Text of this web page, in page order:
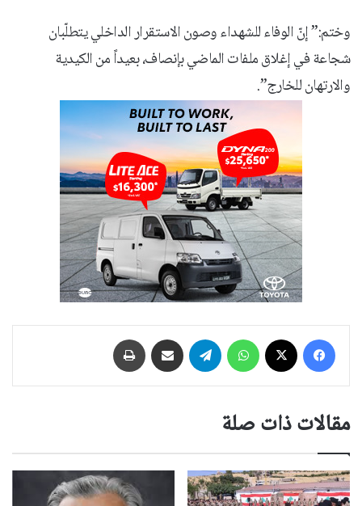
وختم:” إنّ الوفاء للشهداء وصون الاستقرار الداخلي يتطلّبان
شجاعة في إغلاق ملفات الماضي بإنصاف، بعيداً من الكيدية
والارتهان للخارج”.
فيسبوك واتساب تيلقرام مشاركة عبر البريد
مقالات ذات صلة